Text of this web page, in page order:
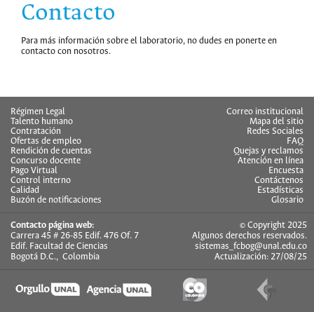
Contacto
Para más información sobre el laboratorio, no dudes en ponerte en
contacto con nosotros.
Régimen Legal
Talento humano
Contratación
Ofertas de empleo
Rendición de cuentas
Concurso docente
Pago Virtual
Control interno
Calidad
Buzón de notificaciones
Correo institucional
Mapa del sitio
Redes Sociales
FAQ
Quejas y reclamos
Atención en línea
Encuesta
Contáctenos
Estadísticas
Glosario
Contacto página web:
Carrera 45 # 26-85 Edif. 476 Of. 7
Edif. Facultad de Ciencias
Bogotá D.C., Colombia
© Copyright 2025
Algunos derechos reservados.
sistemas_fcbog@unal.edu.co
Actualización: 27/08/25